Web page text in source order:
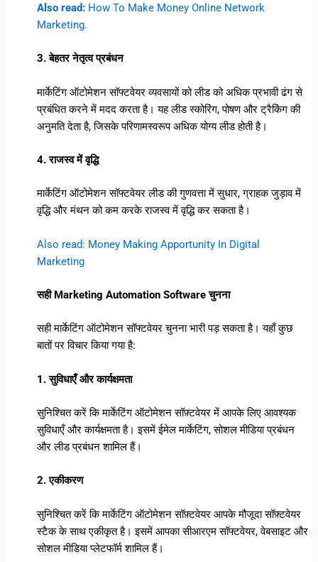
Also read: How To Make Money Online Network
Marketing.
3. बेहतर नेतृत्व प्रबंधन
मार्केटिंग ऑटोमेशन सॉफ्टवेयर व्यवसायों को लीड को अधिक प्रभावी ढंग से
प्रबंधित करने में मदद करता है। यह लीड स्कोरिंग, पोषण और ट्रैकिंग की
अनुमति देता है, जिसके परिणामस्वरूप अधिक योग्य लीड होती है।
4. राजस्व में वृद्धि
मार्केटिंग ऑटोमेशन सॉफ्टवेयर लीड की गुणवत्ता में सुधार, ग्राहक जुड़ाव में
वृद्धि और मंथन को कम करके राजस्व में वृद्धि कर सकता है।
Also read: Money Making Apportunity In Digital
Marketing
सही Marketing Automation Software चुनना
सही मार्केटिंग ऑटोमेशन सॉफ्टवेयर चुनना भारी पड़ सकता है। यहाँ कुछ
बातों पर विचार किया गया है:
1. सुविधाएँ और कार्यक्षमता
सुनिश्चित करें कि मार्केटिंग ऑटोमेशन सॉफ़्टवेयर में आपके लिए आवश्यक
सुविधाएँ और कार्यक्षमता है। इसमें ईमेल मार्केटिंग, सोशल मीडिया प्रबंधन
और लीड प्रबंधन शामिल हैं।
2. एकीकरण
सुनिश्चित करें कि मार्केटिंग ऑटोमेशन सॉफ़्टवेयर आपके मौजूदा सॉफ़्टवेयर
स्टैक के साथ एकीकृत है। इसमें आपका सीआरएम सॉफ्टवेयर, वेबसाइट और
सोशल मीडिया प्लेटफॉर्म शामिल हैं।